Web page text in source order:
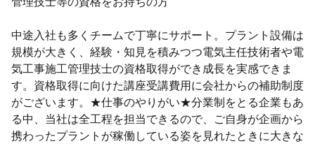
中途入社も多くチームで丁寧にサポート。プラント設備は
規模が大きく、経験・知見を積みつつ電気主任技術者や電
気工事施工管理技士の資格取得ができ成長を実感できま
す。資格取得に向けた講座受講費用に会社からの補助制度
がございます。★仕事のやりがい★分業制をとる企業もあ
る中、当社は全工程を担当できるので、ご自身が企画から
携わったプラントが稼働している姿を見れたときに大きな